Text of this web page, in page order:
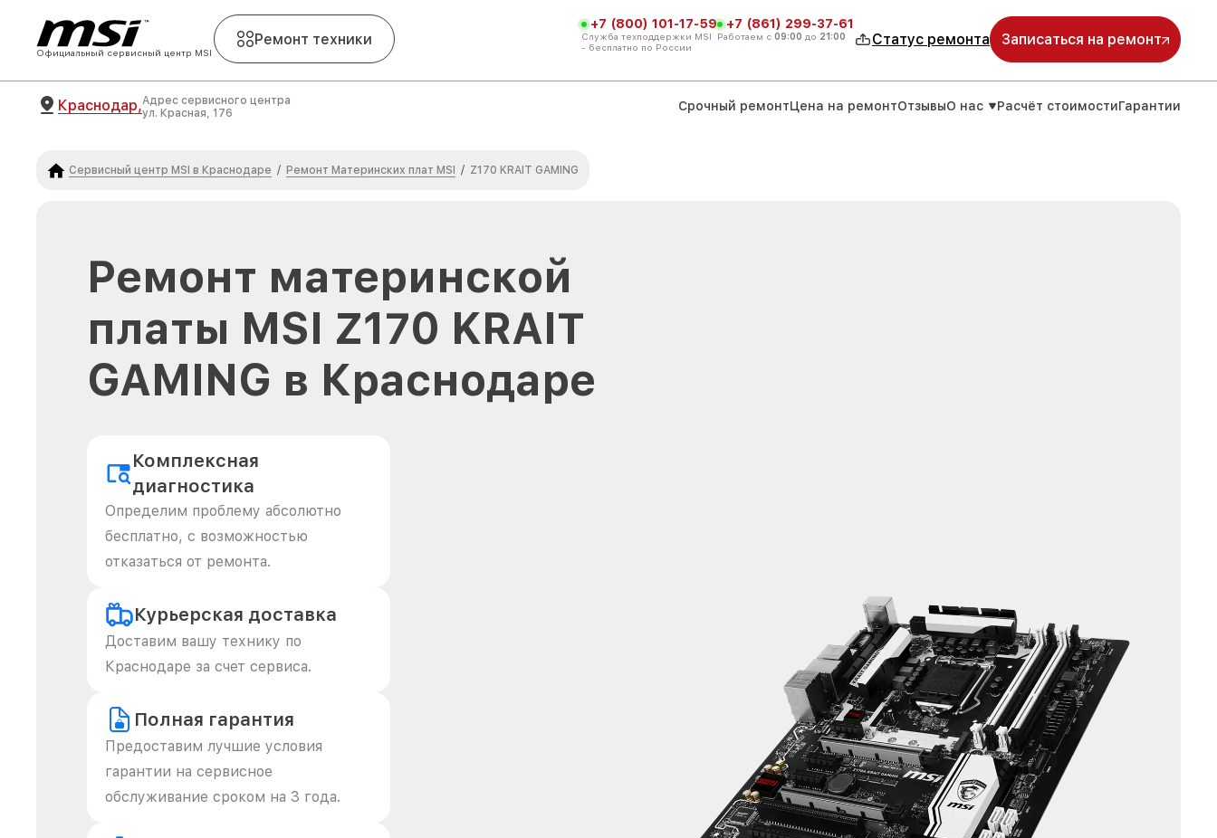
Официальный сервисный центр MSI
Ремонт техники
+7 (800) 101-17-59
Служба техподдержки MSI
- бесплатно по России
+7 (861) 299-37-61
Работаем с 09:00 до 21:00 Статус ремонта Записаться на ремонт
Краснодар,Адрес сервисного центра
ул. Красная, 176
Срочный ремонтЦена на ремонтОтзывыО нас Расчёт стоимостиГарантии
Сервисный центр MSI в Краснодаре / Ремонт Материнских плат MSI / Z170 KRAIT GAMING
Ремонт материнской
платы MSI Z170 KRAIT
GAMING в Краснодаре
Комплексная
диагностика
Определим проблему абсолютно
бесплатно, с возможностью
отказаться от ремонта.
Курьерская доставка
Доставим вашу технику по
Краснодаре за счет сервиса.
Полная гарантия
Предоставим лучшие условия
гарантии на сервисное
обслуживание сроком на 3 года.